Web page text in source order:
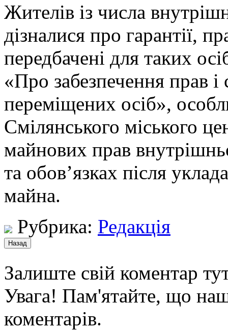
Жителів із числа
дізналися про гарантії,
передбачені для таких
«Про забезпечення прав
переміщених осіб»,
Смілянського міського
майнових прав
та обов’язках після
майна.
Рубрика: Редакція
Залиште свій коментар
Увага! Пам'ятайте, що
коментарів.